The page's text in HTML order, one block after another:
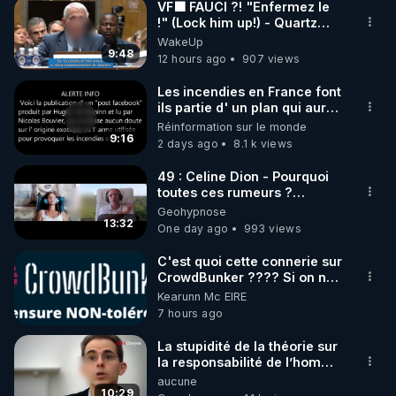
▶Formations complètes : Plus d'une dizaine de
formations pour approfondir vos connaissances et
pratiques en matière de bien-être et d'autonomie.​
▶Vidéos exclusives : Un accès illimité à une vaste
bibliothèque de vidéos éducatives et inspirantes.​
▶Communauté dynamique : Participez à des
forums et échanges avec des membres partageant
les mêmes aspirations.​
Rejoignez RGNR.tv et engagez-vous dans un
voyage vers une santé régénérée et une
autonomie renforcée.
▶ https://go.rgnr.tv/renforcer-le-nettoyage-du-
-------------
Le jeûne quotidien : clé de la détox douce et
9:48
VF🟩 FAUCI ?! "Enfermez le
!" (Lock him up!) - Quartz
Traduction
WakeUp
12 hours ago
907 views
9:16
Les incendies en France font
ils partie d' un plan qui aurait
débuté le 11 septembre 2001
?
Réinformation sur le monde
2 days ago
8.1 k views
13:32
49 : Celine Dion - Pourquoi
toutes ces rumeurs ?
Enquête sous hypnose
Geohypnose
One day ago
993 views
C'est quoi cette connerie sur
CrowdBunker ???? Si on ne
peut plus publier, c'est un
peu de la censure. Ne payez
pas les boucliers pour voir
mes vidéos, c'est une
arnaque parce que ma
chaine et mon travail sont
gratuits. Je préfère la voir
Kearunn Mc EIRE
7 hours ago
10:29
La stupidité de la théorie sur
la responsabilité de l’homme
concernant le dioxyde de
aucune